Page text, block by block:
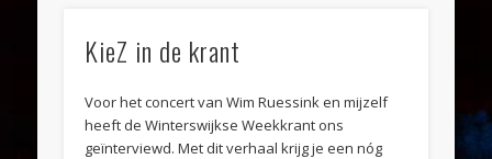
KieZ in de krant
Voor het concert van Wim Ruessink en mijzelf
heeft de Winterswijkse Weekkrant ons
geïnterviewd. Met dit verhaal krijg je een nóg